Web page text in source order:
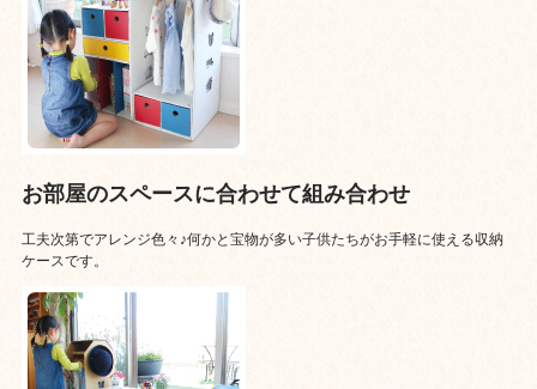
お部屋のスペースに合わせて組み合わせ
工夫次第でアレンジ色々♪何かと宝物が多い子供たちがお手軽に使える収納
ケースです。